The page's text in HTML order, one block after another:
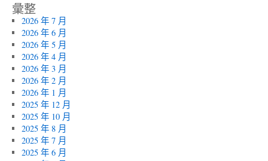
彙整
2026 年 7 月
2026 年 6 月
2026 年 5 月
2026 年 4 月
2026 年 3 月
2026 年 2 月
2026 年 1 月
2025 年 12 月
2025 年 10 月
2025 年 8 月
2025 年 7 月
2025 年 6 月